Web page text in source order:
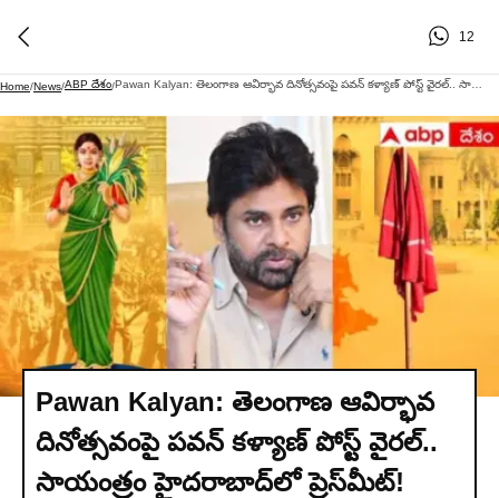
12
Home/News/ABP దేశం/
Pawan Kalyan: తెలంగాణ ఆవిర్భావ
దినోత్సవంపై పవన్ కళ్యాణ్ పోస్ట్ వైరల్..
సాయంత్రం హైదరాబాద్‌లో ప్రెస్‌మీట్!